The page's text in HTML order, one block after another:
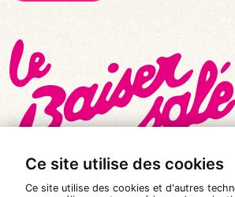
Ce site utilise des cookies
Ce site utilise des cookies et d'autres